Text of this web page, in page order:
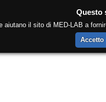
Questo
aiutano il sito di MED-LAB a
Accetto